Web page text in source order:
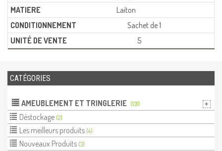
Laiton
Sachet de 1
5
CATÉGORIES
AMEUBLEMENT ET TRINGLERIE (131)
Déstockage (2)
Les meilleurs produits (4)
Nouveaux Produits (3)